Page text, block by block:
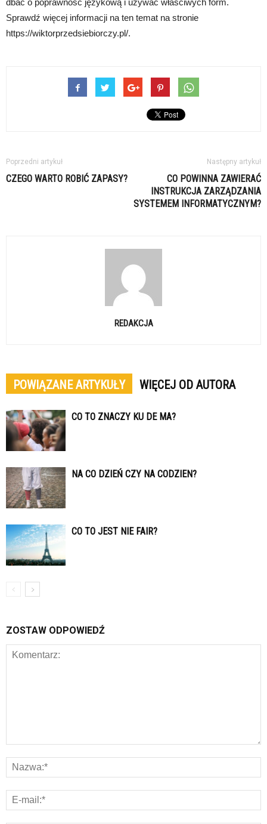
dbać o poprawność językową i używać właściwych form.
Sprawdź więcej informacji na ten temat na stronie
https://wiktorprzedsiebiorczy.pl/.
Poprzedni artykuł
CZEGO WARTO ROBIĆ ZAPASY?
Następny artykuł
CO POWINNA ZAWIERAĆ
INSTRUKCJA ZARZĄDZANIA
SYSTEMEM INFORMATYCZNYM?
REDAKCJA
POWIĄZANE ARTYKUŁY WIĘCEJ OD AUTORA
CO TO ZNACZY KU DE MA?
NA CO DZIEŃ CZY NA CODZIEN?
CO TO JEST NIE FAIR?
ZOSTAW ODPOWIEDŹ